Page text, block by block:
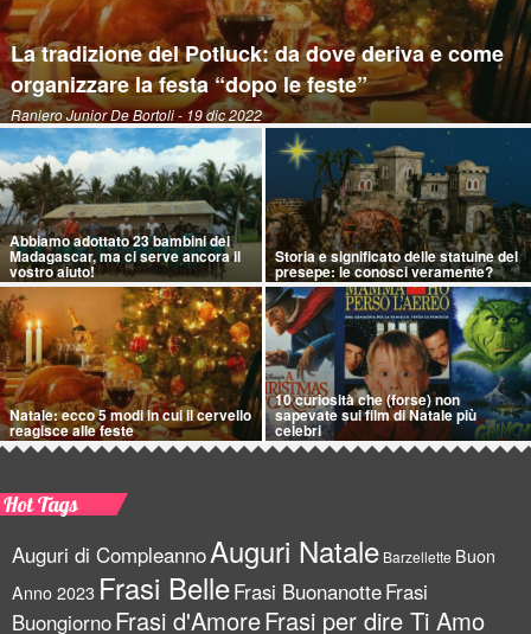
La tradizione del Potluck: da dove deriva e come
organizzare la festa “dopo le feste”
Raniero Junior De Bortoli- 19 dic 2022
Abbiamo adottato 23 bambini del
Madagascar, ma ci serve ancora il
vostro aiuto!
Storia e significato delle statuine del
presepe: le conosci veramente?
Natale: ecco 5 modi in cui il cervello
reagisce alle feste
10 curiosità che (forse) non
sapevate sui film di Natale più
celebri
Hot Tags
Auguri di CompleannoAuguri Natale Barzellette Buon
Anno 2023 Frasi BelleFrasi BuonanotteFrasi
BuongiornoFrasi d'AmoreFrasi per dire Ti Amo